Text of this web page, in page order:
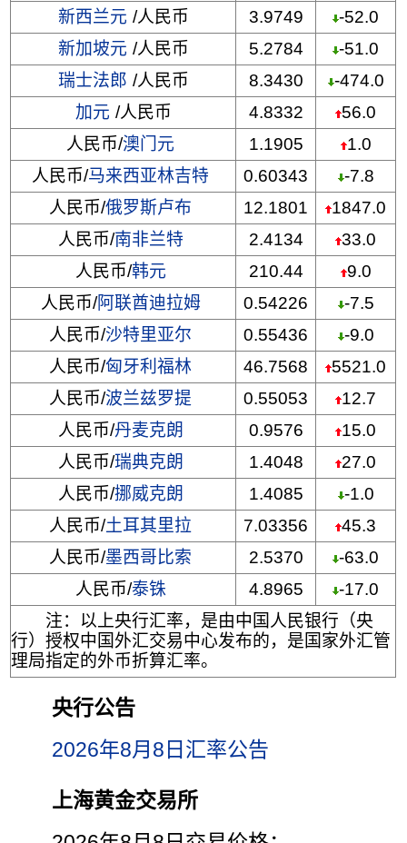
新西兰元 /人民币 3.9749
-52.0
新加坡元 /人民币 5.2784
-51.0
瑞士法郎 /人民币 8.3430
-474.0
加元 /人民币 4.8332
56.0
人民币/澳门元 1.1905
1.0
人民币/马来西亚林吉特 0.60343
-7.8
人民币/俄罗斯卢布 12.1801
1847.0
人民币/南非兰特 2.4134
33.0
人民币/韩元 210.44
9.0
人民币/阿联酋迪拉姆 0.54226
-7.5
人民币/沙特里亚尔 0.55436
-9.0
人民币/匈牙利福林 46.7568
5521.0
人民币/波兰兹罗提 0.55053
12.7
人民币/丹麦克朗 0.9576
15.0
人民币/瑞典克朗 1.4048
27.0
人民币/挪威克朗 1.4085
-1.0
人民币/土耳其里拉 7.03356
45.3
人民币/墨西哥比索 2.5370
-63.0
人民币/泰铢 4.8965
-17.0
注：以上央行汇率，是由中国人民银行（央
行）授权中国外汇交易中心发布的，是国家外汇管
理局指定的外币折算汇率。
央行公告
2026年8月8日汇率公告
上海黄金交易所